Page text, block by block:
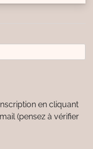
en cliquant
(pensez à vérifier